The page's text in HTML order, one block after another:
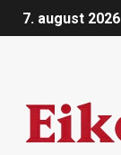
7. august 2026